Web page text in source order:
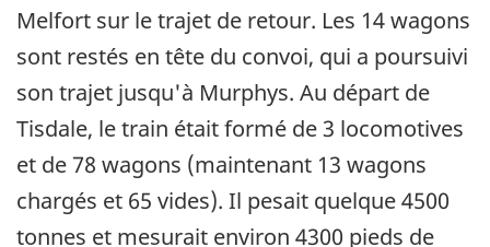
Melfort sur le trajet de retour. Les 14 wagons
sont restés en tête du convoi, qui a poursuivi
son trajet jusqu'à Murphys. Au départ de
Tisdale, le train était formé de 3 locomotives
et de 78 wagons (maintenant 13 wagons
chargés et 65 vides). Il pesait quelque 4500
tonnes et mesurait environ 4300 pieds de